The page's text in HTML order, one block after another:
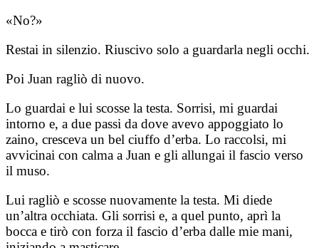
«No?»
Restai in silenzio. Riuscivo solo a guardarla negli occhi.
Poi Juan ragliò di nuovo.
Lo guardai e lui scosse la testa. Sorrisi, mi guardai
intorno e, a due passi da dove avevo appoggiato lo
zaino, cresceva un bel ciuffo d’erba. Lo raccolsi, mi
avvicinai con calma a Juan e gli allungai il fascio verso
il muso.
Lui ragliò e scosse nuovamente la testa. Mi diede
un’altra occhiata. Gli sorrisi e, a quel punto, aprì la
bocca e tirò con forza il fascio d’erba dalle mie mani,